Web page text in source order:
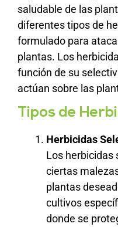
saludable de las
diferentes tipos de
formulado para
plantas. Los
función de su
actúan sobre las
Tipos de
Herbicidas
Los herbicidas
ciertas
plantas
cultivos
donde se